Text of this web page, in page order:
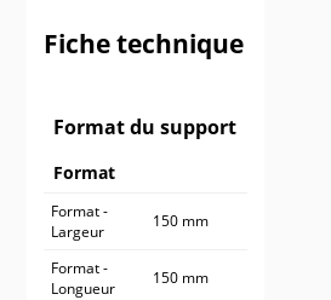
1 000 ex.590,90 €
Fiche technique
Format du support
Format
Format -
Largeur
150 mm
Format -
Longueur
150 mm